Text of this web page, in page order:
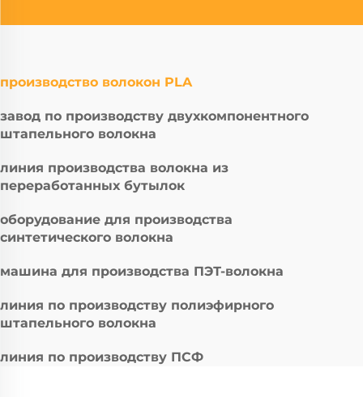
производство волокон PLA
завод по производству двухкомпонентного
штапельного волокна
линия производства волокна из
переработанных бутылок
оборудование для производства
синтетического волокна
машина для производства ПЭТ-волокна
линия по производству полиэфирного
штапельного волокна
линия по производству ПСФ